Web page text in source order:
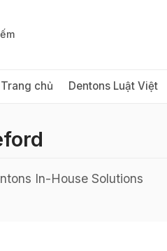
Trang chủ Dentons Luật Việt
In-House Solutions